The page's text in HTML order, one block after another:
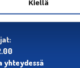
Kiellä
Nurmen tie 1,
yhteydessä